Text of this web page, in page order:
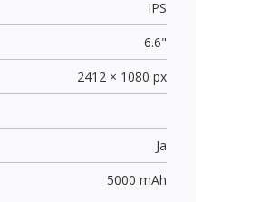
IPS
6.6"
2412 × 1080 px
Ja
5000 mAh